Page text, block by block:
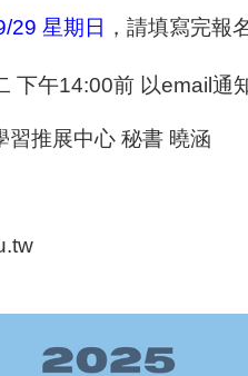
29 星期日 ，請填寫完報
下午14:00前 以email通
習推展中心 秘書 曉涵